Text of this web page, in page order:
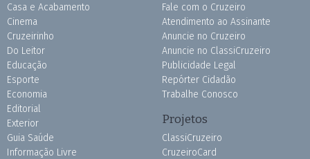
Casa e Acabamento
Cinema
Cruzeirinho
Do Leitor
Educação
Esporte
Economia
Editorial
Exterior
Guia Saúde
Informação Livre
Fale com o Cruzeiro
Atendimento ao Assinante
Anuncie no Cruzeiro
Anuncie no ClassiCruzeiro
Publicidade Legal
Repórter Cidadão
Trabalhe Conosco
Projetos
ClassiCruzeiro
CruzeiroCard